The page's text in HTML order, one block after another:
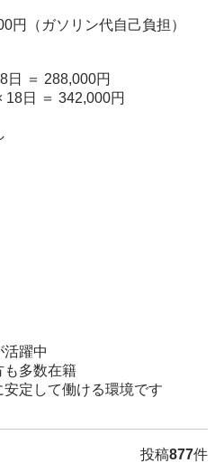
定して働ける環境です
投稿877件